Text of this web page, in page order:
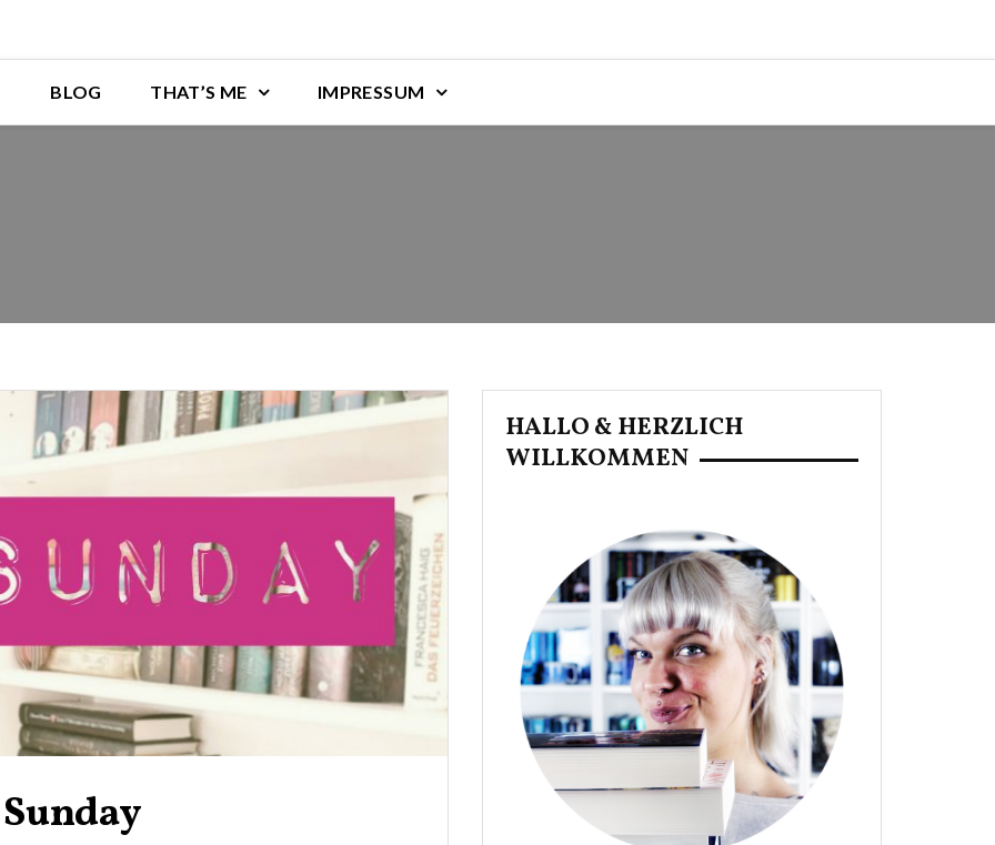
BLOG THAT’S ME IMPRESSUM
HALLO & HERZLICH
WILLKOMMEN